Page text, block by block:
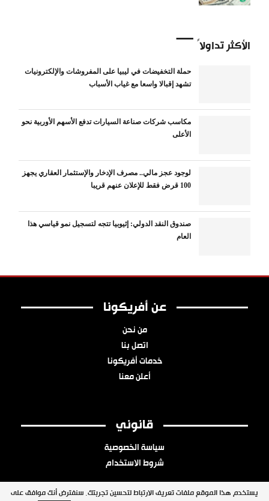
الأكثر تداولاً
حملة التخفيضات في ليبيا على المفروشات والإلكترونيات
تشهد إقبالا واسعا مع غياب الأسباب
مكاسب شركات صناعة السيارات تدفع الأسهم الأوربية نحو
الأعلى
لوجود عجز مالي.. مصرف الإدخار والإستثمار العقاري يجهز
100 قرض فقط للإعلان عنهم قريبا
صندوق النقد الدولي: إثيوبيا تتجه لتسجيل نمو قياسي هذا
العام
عن أفريكونا
من نحن
اتصل بنا
خدمات أفريكونا
أعلن معنا
قانوني
سياسة الخصوصية
شروط الاستخدام
يستخدم هذا الموقع ملفات تعريف الارتباط لتحسين تجربتك. سنفترض أنك موافق على